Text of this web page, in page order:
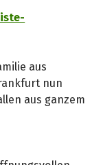
aus
nun
aus ganzem